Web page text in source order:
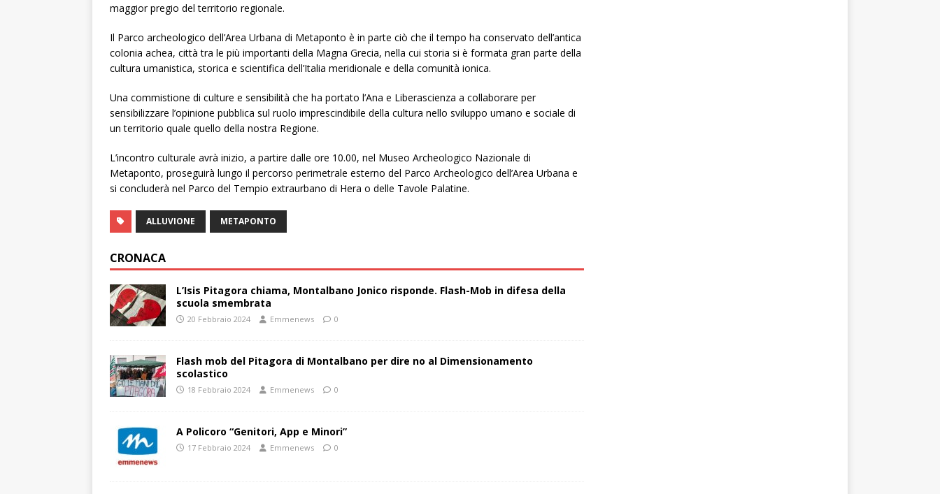
maggior pregio del territorio regionale.
Il Parco archeologico dell’Area Urbana di Metaponto è in parte ciò che il tempo ha conservato dell’antica
colonia achea, città tra le più importanti della Magna Grecia, nella cui storia si è formata gran parte della
cultura umanistica, storica e scientifica dell’Italia meridionale e della comunità ionica.
Una commistione di culture e sensibilità che ha portato l’Ana e Liberascienza a collaborare per
sensibilizzare l’opinione pubblica sul ruolo imprescindibile della cultura nello sviluppo umano e sociale di
un territorio quale quello della nostra Regione.
L’incontro culturale avrà inizio, a partire dalle ore 10.00, nel Museo Archeologico Nazionale di
Metaponto, proseguirà lungo il percorso perimetrale esterno del Parco Archeologico dell’Area Urbana e
si concluderà nel Parco del Tempio extraurbano di Hera o delle Tavole Palatine.
ALLUVIONE METAPONTO
CRONACA
L’Isis Pitagora chiama, Montalbano Jonico risponde. Flash-Mob in difesa della
scuola smembrata
20 Febbraio 2024 Emmenews 0
Flash mob del Pitagora di Montalbano per dire no al Dimensionamento
scolastico
18 Febbraio 2024 Emmenews 0
A Policoro “Genitori, App e Minori”
17 Febbraio 2024 Emmenews 0